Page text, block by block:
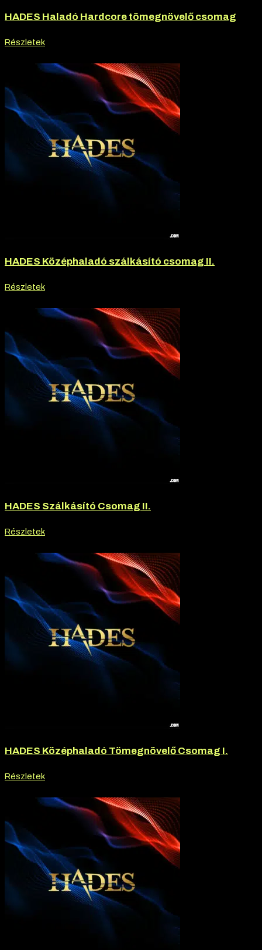
HADES Haladó Hardcore tömegnövelő csomag
Részletek
HADES Középhaladó szálkásító csomag II.
Részletek
HADES Szálkásító Csomag II.
Részletek
HADES Középhaladó Tömegnövelő Csomag I.
Részletek